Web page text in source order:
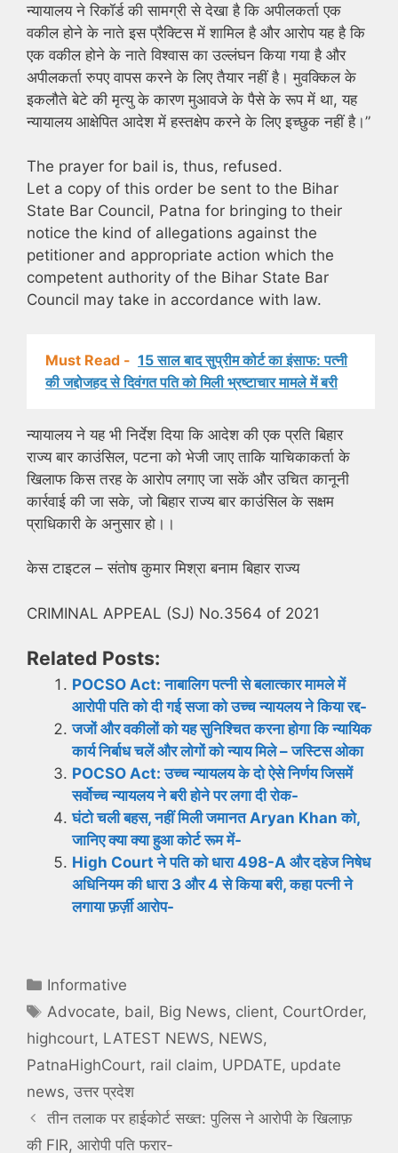
न्यायालय ने रिकॉर्ड की सामग्री से देखा है कि अपीलकर्ता एक
वकील होने के नाते इस प्रैक्टिस में शामिल है और आरोप यह है कि
एक वकील होने के नाते विश्वास का उल्लंघन किया गया है और
अपीलकर्ता रुपए वापस करने के लिए तैयार नहीं है। मुवक्किल के
इकलौते बेटे की मृत्यु के कारण मुआवजे के पैसे के रूप में था, यह
न्यायालय आक्षेपित आदेश में हस्तक्षेप करने के लिए इच्छुक नहीं है।”
The prayer for bail is, thus, refused.
Let a copy of this order be sent to the Bihar
State Bar Council, Patna for bringing to their
notice the kind of allegations against the
petitioner and appropriate action which the
competent authority of the Bihar State Bar
Council may take in accordance with law.
Must Read - 15 साल बाद सुप्रीम कोर्ट का इंसाफ: पत्नी
की जद्दोजहद से दिवंगत पति को मिली भ्रष्टाचार मामले में बरी
न्यायालय ने यह भी निर्देश दिया कि आदेश की एक प्रति बिहार
राज्य बार काउंसिल, पटना को भेजी जाए ताकि याचिकाकर्ता के
खिलाफ किस तरह के आरोप लगाए जा सकें और उचित कानूनी
कार्रवाई की जा सके, जो बिहार राज्य बार काउंसिल के सक्षम
प्राधिकारी के अनुसार हो।।
केस टाइटल – संतोष कुमार मिश्रा बनाम बिहार राज्य
CRIMINAL APPEAL (SJ) No.3564 of 2021
Related Posts:
POCSO Act: नाबालिग पत्नी से बलात्कार मामले में
आरोपी पति को दी गई सजा को उच्च न्यायलय ने किया रद्द-
जजों और वकीलों को यह सुनिश्चित करना होगा कि न्यायिक
कार्य निर्बाध चलें और लोगों को न्याय मिले – जस्टिस ओका
POCSO Act: उच्च न्यायलय के दो ऐसे निर्णय जिसमें
सर्वोच्च न्यायलय ने बरी होने पर लगा दी रोक-
घंटो चली बहस, नहीं मिली जमानत Aryan Khan को,
जानिए क्या क्या हुआ कोर्ट रूम में-
High Court ने पति को धारा 498-A और दहेज निषेध
अधिनियम की धारा 3 और 4 से किया बरी, कहा पत्नी ने
लगाया फ़र्ज़ी आरोप-
Categories
Informative
Tags
Advocate, bail, Big News, client, CourtOrder,
highcourt, LATEST NEWS, NEWS,
PatnaHighCourt, rail claim, UPDATE, update
news, उत्तर प्रदेश
तीन तलाक पर हाईकोर्ट सख्त: पुलिस ने आरोपी के खिलाफ़
की FIR, आरोपी पति फरार-